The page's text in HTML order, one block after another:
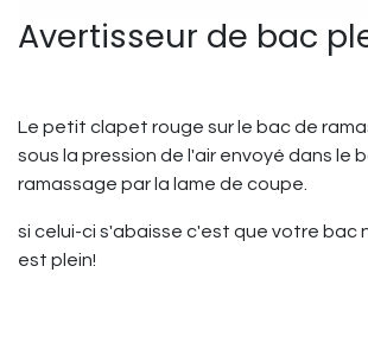
Avertisseur de bac
Le petit clapet rouge sur le bac de
sous la pression de l'air envoyé dans le
ramassage par la lame de coupe.
si celui-ci s'abaisse c'est que votre bac
est plein!